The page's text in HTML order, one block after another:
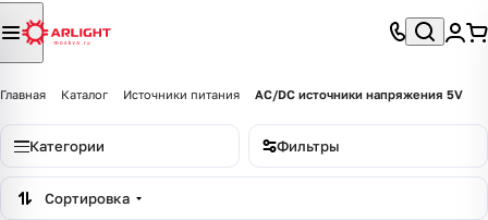
Главная Каталог Источники питания AC/DC источники напряжения 5V
Категории Фильтры
Сортировка